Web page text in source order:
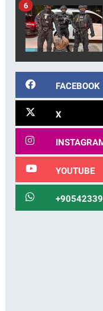
6
FACEBOOK
X
YOUTUBE